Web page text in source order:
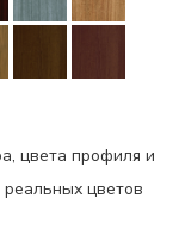
цвета профиля и
реальных цветов